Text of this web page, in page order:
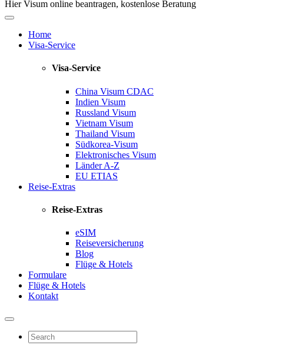
Hier Visum online beantragen, kostenlose Beratung
Home
Visa-Service
Visa-Service
China Visum CDAC
Indien Visum
Russland Visum
Vietnam Visum
Thailand Visum
Südkorea-Visum
Elektronisches Visum
Länder A-Z
EU ETIAS
Reise-Extras
Reise-Extras
eSIM
Reiseversicherung
Blog
Flüge & Hotels
Formulare
Flüge & Hotels
Kontakt